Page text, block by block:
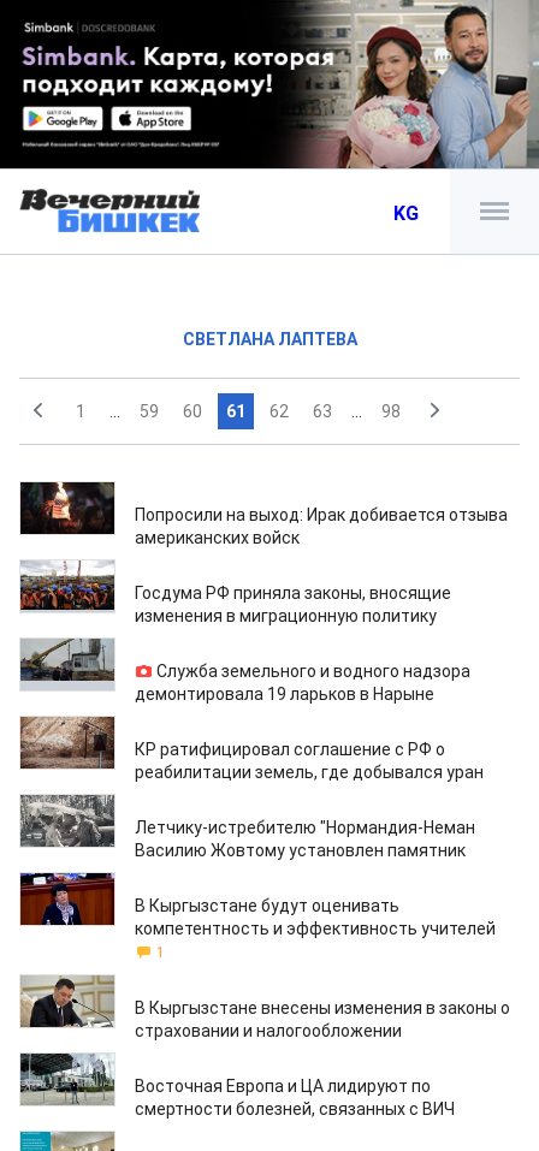
KG
СВЕТЛАНА ЛАПТЕВА
1 59 60 61 62 63 98
26.07.2024
Попросили на выход: Ирак добивается отзыва
американских войск
26.07.2024
Госдума РФ приняла законы, вносящие
изменения в миграционную политику
26.07.2024
Служба земельного и водного надзора
демонтировала 19 ларьков в Нарыне
26.07.2024
КР ратифицировал соглашение с РФ о
реабилитации земель, где добывался уран
25.07.2024
Летчику-истребителю "Нормандия-Неман
Василию Жовтому установлен памятник
25.07.2024
В Кыргызстане будут оценивать
компетентность и эффективность учителей
1
25.07.2024
В Кыргызстане внесены изменения в законы о
страховании и налогообложении
25.07.2024
Восточная Европа и ЦА лидируют по
смертности болезней, связанных с ВИЧ
25.07.2024